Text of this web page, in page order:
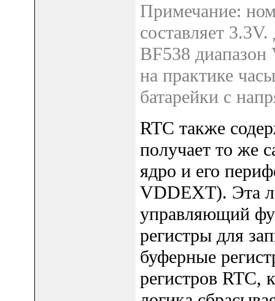
Примечание:
составляет
BF538
на практике
батарейки с
RTC также
получает то же
ядро и его
VDDEXT). Эта
управляющий
регистры для
буферные
регистров RTC,